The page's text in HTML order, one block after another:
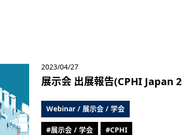
2023/04/27
展示会 出展報告(CPHI Japan
Webinar / 展示会 / 学会
#展示会 / 学会 #CPHI